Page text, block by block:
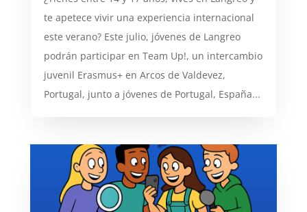
te apetece vivir una experiencia internacional
este verano? Este julio, jóvenes de Langreo
podrán participar en Team Up!, un intercambio
juvenil Erasmus+ en Arcos de Valdevez,
Portugal, junto a jóvenes de Portugal, España...